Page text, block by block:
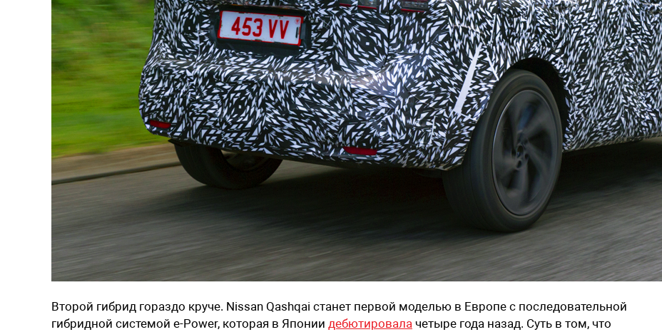
Второй гибрид гораздо круче. Nissan Qashqai станет первой моделью в Европе с последовательной
гибридной системой e-Power, которая в Японии дебютировала четыре года назад. Суть в том, что